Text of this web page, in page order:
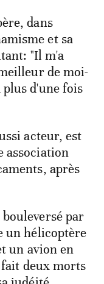
dans
et sa
"Il m'a
de moi-
d'une fois
acteur, est
association
après
par
un hélicoptère
un avion en
deux morts